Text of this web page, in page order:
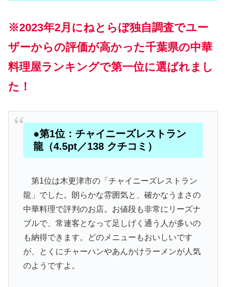
※2023年2月にねとらぼ独自調査でユー
ザーからの評価が高かった千葉県の中華
料理屋ランキングで第一位に選ばれまし
た！
●第1位：チャイニーズレストラン
龍（4.5pt／138 クチコミ）
第1位は木更津市の「チャイニーズレストラン
龍」でした。朗らかな雰囲気と、確かなうまさの
中華料理で評判のお店。お値段も非常にリーズナ
ブルで、常連客となって足しげく通う人が多いの
も納得できます。どのメニューもおいしいです
が、とくにチャーハンやあんかけラーメンが人気
のようですよ。